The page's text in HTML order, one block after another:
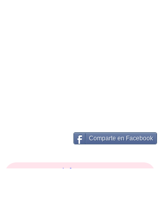
Comparte en Facebook